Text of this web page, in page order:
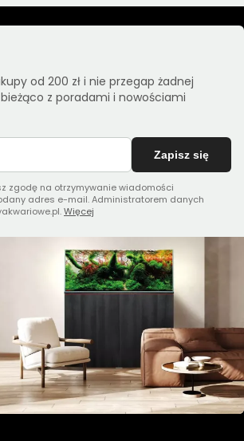
od 200 zł i nie przegap żadnej
z poradami i nowościami
Zapisz się
zgodę na otrzymywanie wiadomości
adres e-mail. Administratorem danych
Więcej